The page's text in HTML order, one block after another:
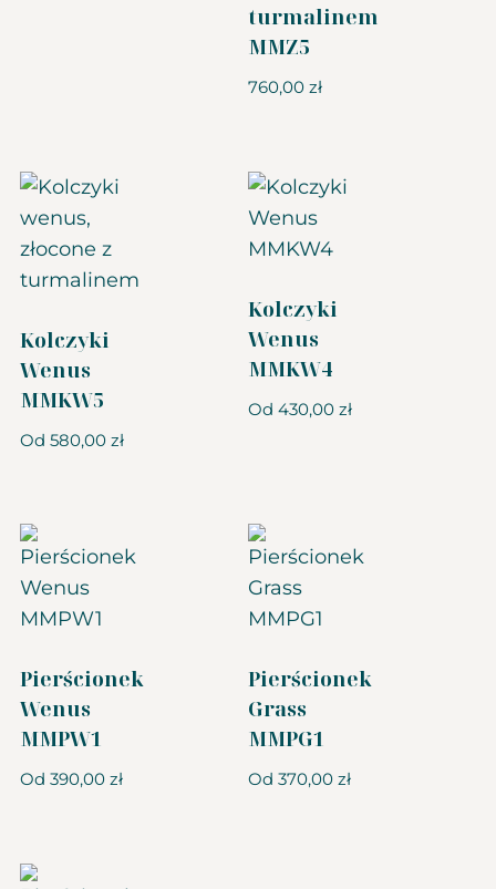
turmalinem
MMZ5
760,00 zł
Kolczyki
Wenus
MMKW5
Od 580,00 zł
Kolczyki
Wenus
MMKW4
Od 430,00 zł
Pierścionek
Wenus
MMPW1
Od 390,00 zł
Pierścionek
Grass
MMPG1
Od 370,00 zł